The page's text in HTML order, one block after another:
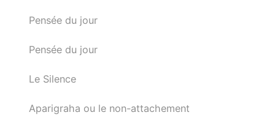
Pensée du jour
Pensée du jour
Le Silence
Aparigraha ou le non-attachement